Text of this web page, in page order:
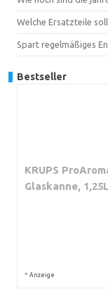
Welche Ersatzteile
Spart regelmäßiges
Bestseller
KRUPS
Glaskanne,
* Anzeige